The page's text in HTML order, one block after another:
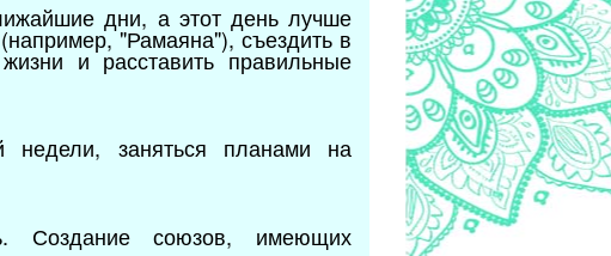
дни, а этот день лучше
"Рамаяна"), съездить в
и расставить правильные
недели, заняться планами на
Создание союзов, имеющих